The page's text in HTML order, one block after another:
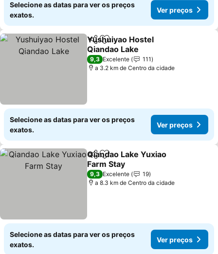
Selecione as datas para ver os preços
exatos.
Ver preços
PartilharAdicionar aos favoritos
Yushuiyao Hostel
Qiandao Lake
9,3 Excelente
111
a 3.2 km de Centro da cidade
Selecione as datas para ver os preços
exatos.
Ver preços
PartilharAdicionar aos favoritos
Qiandao Lake Yuxiao
Farm Stay
9,3 Excelente
19
a 8.3 km de Centro da cidade
Selecione as datas para ver os preços
exatos.
Ver preços